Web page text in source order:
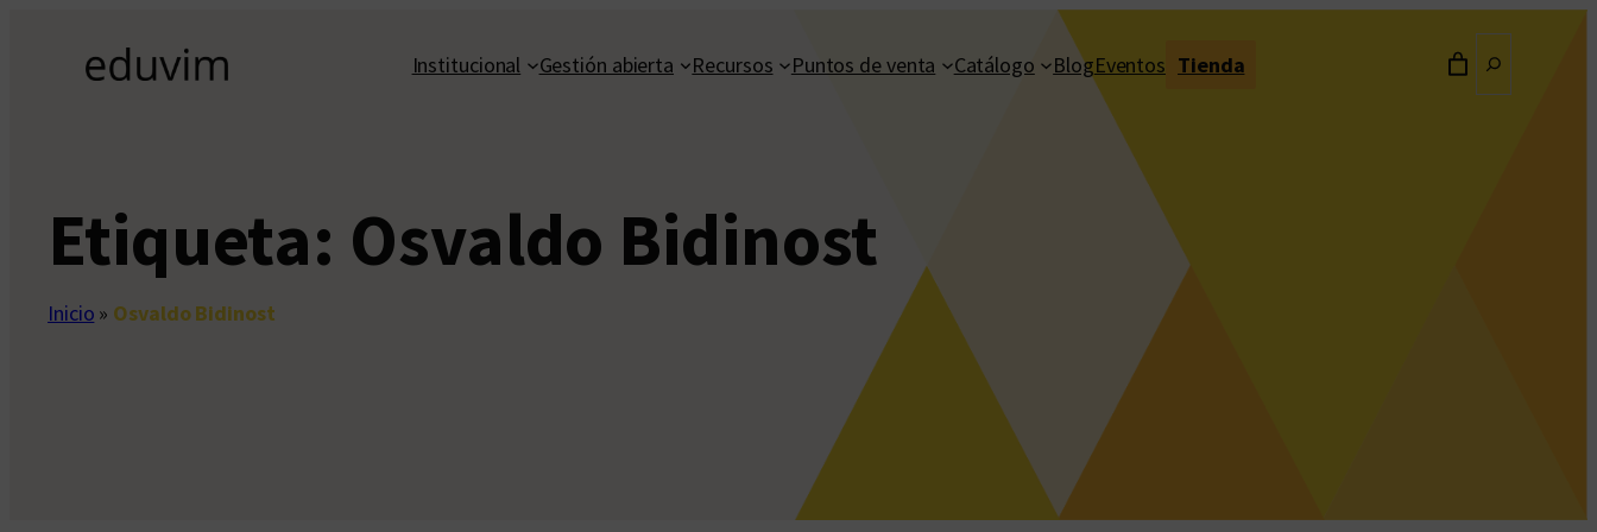
contenido
Institucional Gestión abierta Recursos Puntos de venta Catálogo BlogEventos Tienda
Etiqueta: Osvaldo Bidinost
Inicio » Osvaldo Bidinost